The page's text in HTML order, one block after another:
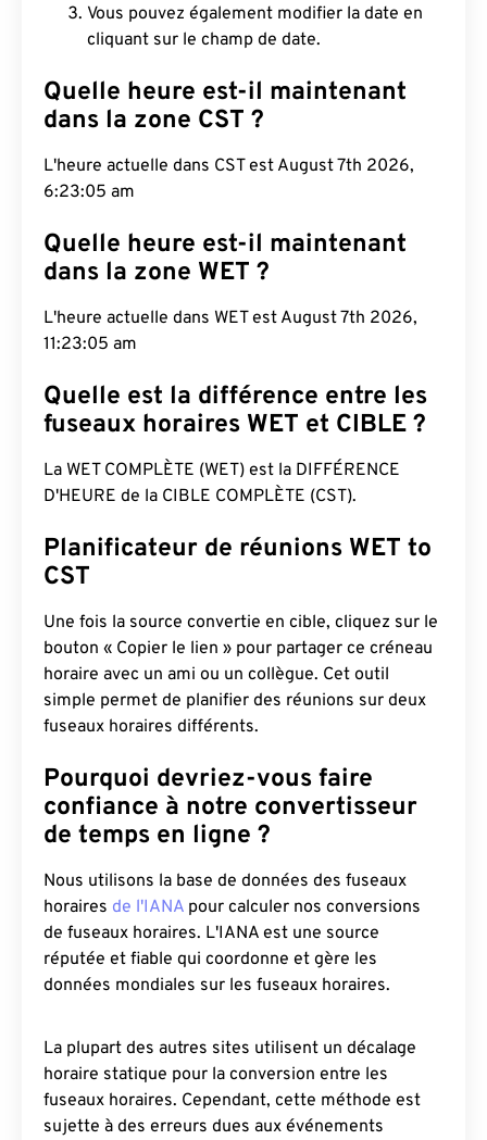
Vous pouvez également modifier la date en
cliquant sur le champ de date.
Quelle heure est-il maintenant
dans la zone CST ?
L'heure actuelle dans CST est August 7th 2026,
6:23:06 am
Quelle heure est-il maintenant
dans la zone WET ?
L'heure actuelle dans WET est August 7th 2026,
11:23:06 am
Quelle est la différence entre les
fuseaux horaires WET et CIBLE ?
La WET COMPLÈTE (WET) est la DIFFÉRENCE
D'HEURE de la CIBLE COMPLÈTE (CST).
Planificateur de réunions WET to
CST
Une fois la source convertie en cible, cliquez sur le
bouton « Copier le lien » pour partager ce créneau
horaire avec un ami ou un collègue. Cet outil
simple permet de planifier des réunions sur deux
fuseaux horaires différents.
Pourquoi devriez-vous faire
confiance à notre convertisseur
de temps en ligne ?
Nous utilisons la base de données des fuseaux
horaires de l'IANA pour calculer nos conversions
de fuseaux horaires. L'IANA est une source
réputée et fiable qui coordonne et gère les
données mondiales sur les fuseaux horaires.
La plupart des autres sites utilisent un décalage
horaire statique pour la conversion entre les
fuseaux horaires. Cependant, cette méthode est
sujette à des erreurs dues aux événements